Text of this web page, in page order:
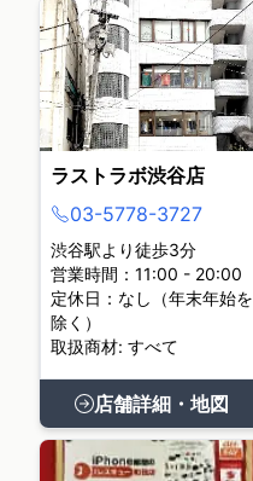
ラストラボ渋谷店
03-5778-3727
渋谷駅より徒歩3分
営業時間：11:00 - 20:00
定休日：なし（年末年始を
除く）
取扱商材: すべて
店舗詳細・地図